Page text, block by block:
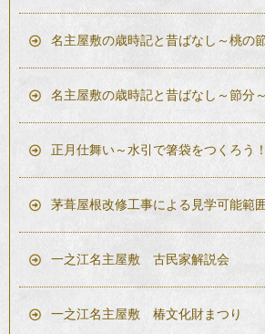
名主屋敷の歳時記と昔ばなし～桃の
名主屋敷の歳時記と昔ばなし～節分～
正月仕舞い～水引で箸袋をつくろう
茅葺屋根改修工事による見学可能範
一之江名主屋敷 古民家解説会
一之江名主屋敷 椿文化財まつり